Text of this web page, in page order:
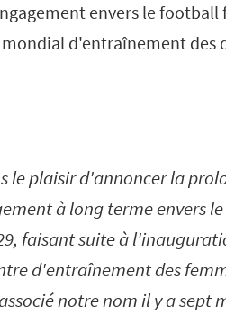
envers le football
d'entraînement des
le plaisir d'annoncer la
à long terme envers
faisant suite à
d'entraînement des
notre nom il y a sept